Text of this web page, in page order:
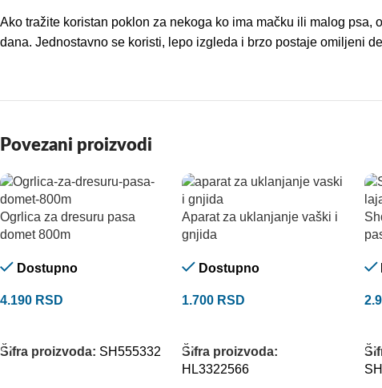
Ako tražite koristan poklon za nekoga ko ima mačku ili malog
dana. Jednostavno se koristi, lepo izgleda i brzo postaje omiljeni
Povezani proizvodi
Ogrlica za dresuru pasa
domet 800m
Dostupno
4.190 RSD
Šifra proizvoda: SH555332
Aparat za uklanjanje vaški i
gnjida
Dostupno
1.700 RSD
Šifra proizvoda:
HL3322566